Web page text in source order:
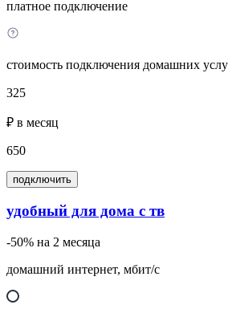
платное подключение
стоимость подключения домашних
325
₽ в месяц
650
подключить
удобный для дома с тв
-50% на 2 месяца
домашний интернет, мбит/с